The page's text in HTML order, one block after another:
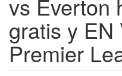
vs Everton
gratis y EN
Premier